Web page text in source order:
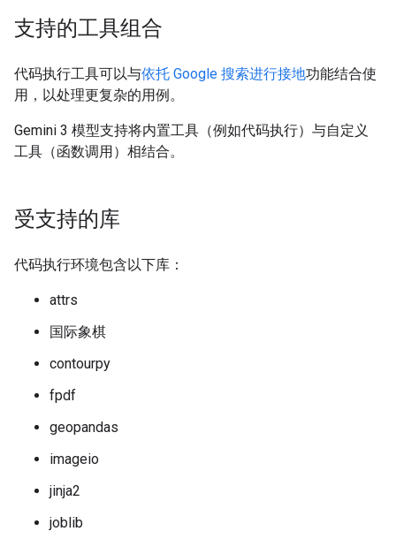
支持的工具组合
代码执行工具可以与依托 Google 搜索进行接地功能结合使
用，以处理更复杂的用例。
Gemini 3 模型支持将内置工具（例如代码执行）与自定义
工具（函数调用）相结合。
受支持的库
代码执行环境包含以下库：
attrs
国际象棋
contourpy
fpdf
geopandas
imageio
jinja2
joblib